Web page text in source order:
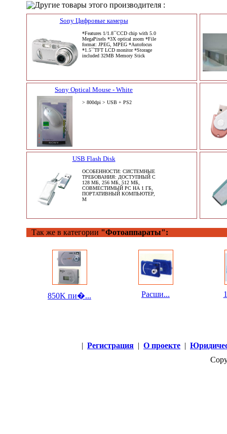
Другие товары этого производителя :
Sony Цифровые камеры
*Features 1/1.8``CCD chip with 5.0
MegaPixels *3X optical zoom *File
format: JPEG, MPEG *Autofocus
*1.5``TFT LCD monitor *Storage
included 32MB Memory Stick
Sony Optical Mouse - White
> 800dpi > USB + PS2
USB Flash Disk
ОСОБЕННОСТИ: СИСТЕМНЫЕ
ТРЕБОВАНИЯ: ДОСТУПНЫЙ С
128 МБ, 256 МБ, 512 МБ,
СОВМЕСТИМЫЙ PC НА 1 ГБ,
ПОРТАТИВНЫЙ КОМПЬЮТЕР,
M
Так же в категории "Фотоаппараты":
850K пи�... Расши...
| Регистрация | О проекте |